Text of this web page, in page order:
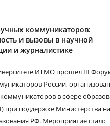
коммуникаторов:
и вызовы в научной
и журналистике
ИТМО прошел III
России,
в сфере
при поддержке Министерства
РФ. Мероприятие стало